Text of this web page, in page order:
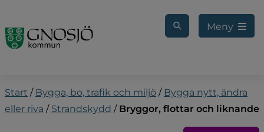
Meny
Start / Bygga, bo, trafik och miljö / Bygga nytt, ändra
eller riva / Strandskydd / Bryggor, flottar och liknande